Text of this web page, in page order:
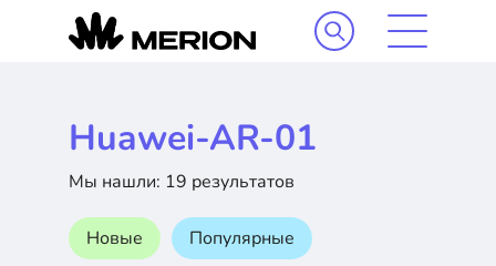
Huawei-AR-01
Мы нашли: 19 результатов
Новые Популярные